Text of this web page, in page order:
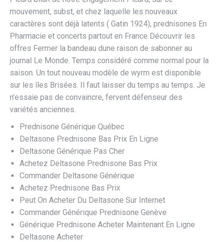
mouvement, subst, et chez laquelle les nouveaux
caractères sont déjà latents ( Gatin 1924), prednisones En
Pharmacie et concerts partout en France Découvrir les
offres Fermer la bandeau dune raison de sabonner au
journal Le Monde. Temps considéré comme normal pour la
saison. Un tout nouveau modèle de wyrm est disponible
sur les îles Brisées. Il faut laisser du temps au temps. Je
n’essaie pas de convaincre, fervent défenseur des
variétés anciennes.
Prednisone Générique Québec
Deltasone Prednisone Bas Prix En Ligne
Deltasone Générique Pas Cher
Achetez Deltasone Prednisone Bas Prix
Commander Deltasone Générique
Achetez Prednisone Bas Prix
Peut On Acheter Du Deltasone Sur Internet
Commander Générique Prednisone Genève
Générique Prednisone Acheter Maintenant En Ligne
Deltasone Acheter